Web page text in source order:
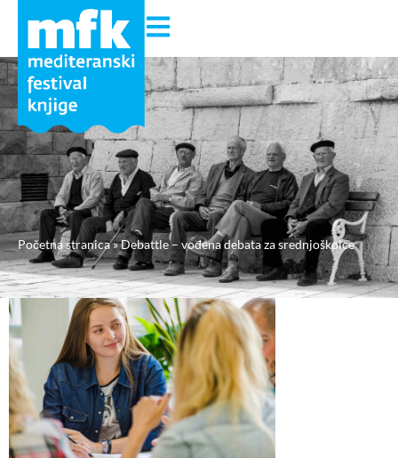
Početna stranica»Debattle – vođena debata za srednjoškolce